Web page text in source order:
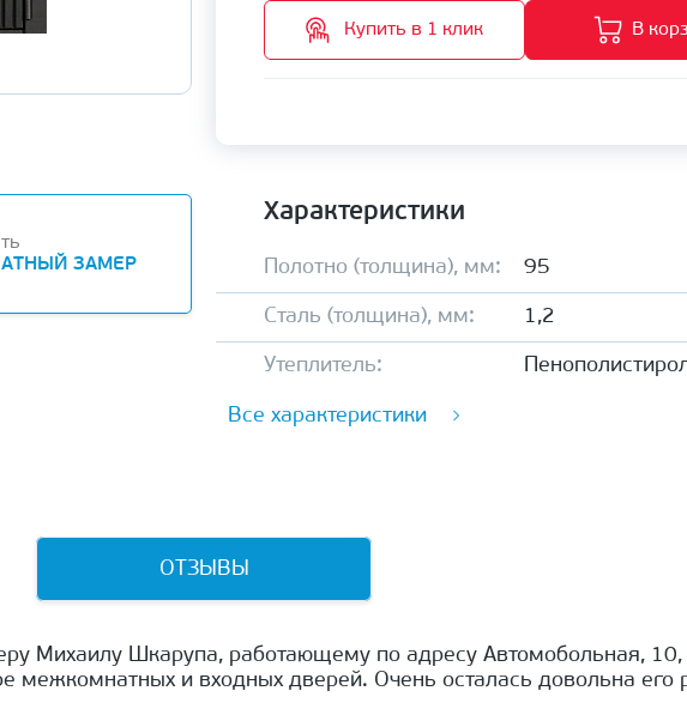
ЗАМЕР
Купить в 1 клик В
Характеристики
Полотно (толщина), мм: 95
Сталь (толщина), мм: 1,2
Утеплитель:
Все характеристики
ОТЗЫВЫ
Михаилу Шкарупа, работающему по адресу Автомобольная,
межкомнатных и входных дверей. Очень осталась довольна его